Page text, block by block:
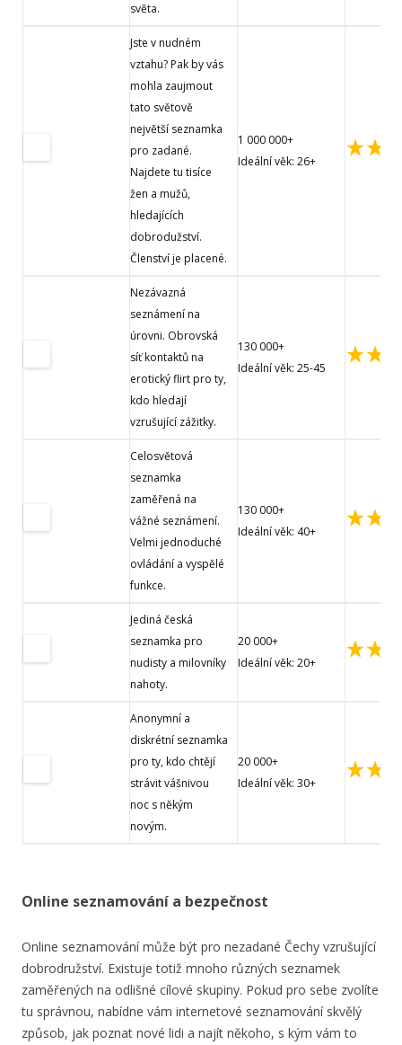
světa.
Jste v nudném
vztahu? Pak by vás
mohla zaujmout
tato světově
největší seznamka
pro zadané.
Najdete tu tisíce
žen a mužů,
hledajících
dobrodužství.
Členství je placené.
1 000 000+
Ideální věk: 26+
Nezávazná
seznámení na
úrovni. Obrovská
síť kontaktů na
erotický flirt pro ty,
kdo hledají
vzrušující zážitky.
130 000+
Ideální věk: 25-45
Celosvětová
seznamka
zaměřená na
vážné seznámení.
Velmi jednoduché
ovládání a vyspělé
funkce.
130 000+
Ideální věk: 40+
Jediná česká
seznamka pro
nudisty a milovníky
nahoty.
20 000+
Ideální věk: 20+
Anonymní a
diskrétní seznamka
pro ty, kdo chtějí
strávit vášnivou
noc s někým
novým.
20 000+
Ideální věk: 30+
Online seznamování a bezpečnost
Online seznamování může být pro nezadané Čechy vzrušující
dobrodružství. Existuje totiž mnoho různých seznamek
zaměřených na odlišné cílové skupiny. Pokud pro sebe zvolíte
tu správnou, nabídne vám internetové seznamování skvělý
způsob, jak poznat nové lidi a najít někoho, s kým vám to